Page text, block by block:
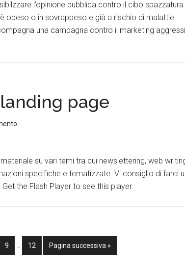
l’opinione pubblica contro il cibo spazzatura
obeso o in sovrappeso e già a rischio di malattie
una campagna contro il marketing
page
su vari temi tra cui newslettering, web
specifiche e tematizzate. Vi consiglio di farci
the Flash Player to see this player.
9 12 Pagina successiva »